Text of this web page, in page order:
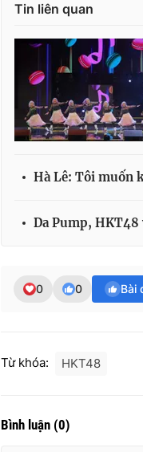
Tin liên quan
Hà Lê: Tôi muốn
Da Pump,
0 0 Bài
Từ khóa: HKT48
Bình luận (0)